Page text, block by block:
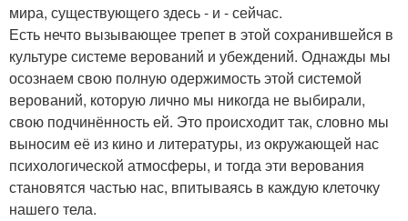
мира, существующего здесь - и - сейчас.
Есть нечто вызывающее трепет в этой сохранившейся в
культуре системе верований и убеждений. Однажды мы
осознаем свою полную одержимость этой системой
верований, которую лично мы никогда не выбирали,
свою подчинённость ей. Это происходит так, словно мы
выносим её из кино и литературы, из окружающей нас
психологической атмосферы, и тогда эти верования
становятся частью нас, впитываясь в каждую клеточку
нашего тела.